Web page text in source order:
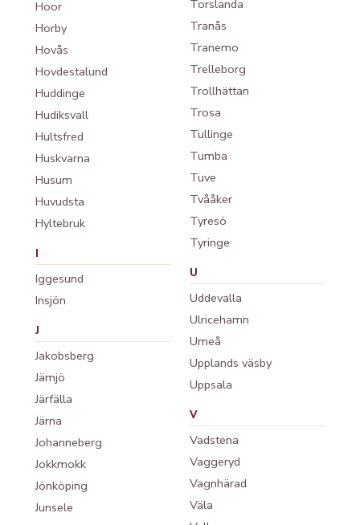
Hoor
Horby
Hovås
Hovdestalund
Huddinge
Hudiksvall
Hultsfred
Huskvarna
Husum
Huvudsta
Hyltebruk
I
Iggesund
Insjön
J
Jakobsberg
Jämjö
Järfälla
Järna
Johanneberg
Jokkmokk
Jönköping
Junsele
Torslanda
Tranås
Tranemo
Trelleborg
Trollhättan
Trosa
Tullinge
Tumba
Tuve
Tvååker
Tyresö
Tyringe
U
Uddevalla
Ulricehamn
Umeå
Upplands väsby
Uppsala
V
Vadstena
Vaggeryd
Vagnhärad
Väla